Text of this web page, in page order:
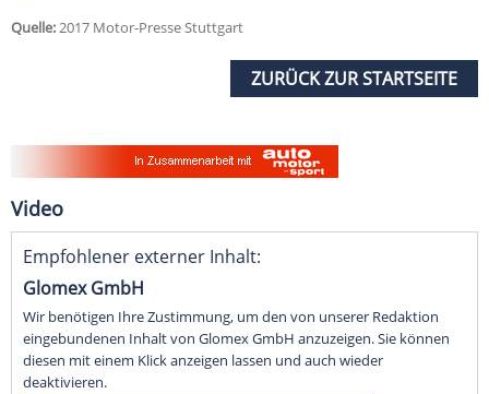
Quelle:2017 Motor-Presse Stuttgart
ZURÜCK ZUR STARTSEITE
Video
Empfohlener externer Inhalt:
Glomex GmbH
Wir benötigen Ihre Zustimmung, um den von unserer Redaktion
eingebundenen Inhalt von Glomex GmbH anzuzeigen. Sie können
diesen mit einem Klick anzeigen lassen und auch wieder
deaktivieren.